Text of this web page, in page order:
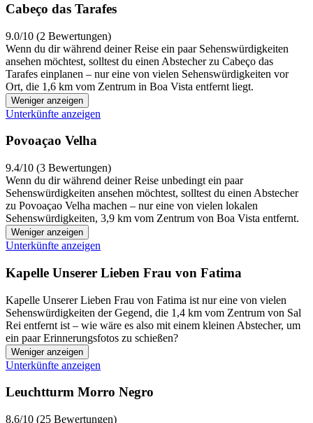
Cabeço das Tarafes
9.0/10 (2 Bewertungen)
Wenn du dir während deiner Reise ein paar Sehenswürdigkeiten
ansehen möchtest, solltest du einen Abstecher zu Cabeço das
Tarafes einplanen – nur eine von vielen Sehenswürdigkeiten vor
Ort, die 1,6 km vom Zentrum in Boa Vista entfernt liegt.
Weniger anzeigen
Unterkünfte anzeigen
Povoaçao Velha
9.4/10 (3 Bewertungen)
Wenn du dir während deiner Reise unbedingt ein paar
Sehenswürdigkeiten ansehen möchtest, solltest du einen Abstecher
zu Povoaçao Velha machen – nur eine von vielen lokalen
Sehenswürdigkeiten, 3,9 km vom Zentrum von Boa Vista entfernt.
Weniger anzeigen
Unterkünfte anzeigen
Kapelle Unserer Lieben Frau von Fatima
Kapelle Unserer Lieben Frau von Fatima ist nur eine von vielen
Sehenswürdigkeiten der Gegend, die 1,4 km vom Zentrum von Sal
Rei entfernt ist – wie wäre es also mit einem kleinen Abstecher, um
ein paar Erinnerungsfotos zu schießen?
Weniger anzeigen
Unterkünfte anzeigen
Leuchtturm Morro Negro
8.6/10 (25 Bewertungen)